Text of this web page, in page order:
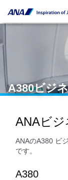
A380ビジ
ANAビ
ANAのA380 ビ
です。
A380